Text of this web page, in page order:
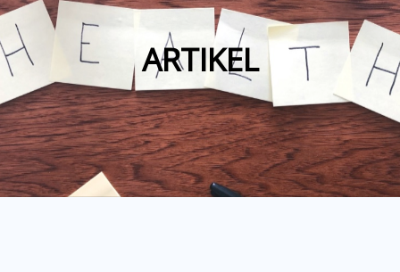
ARTIKEL